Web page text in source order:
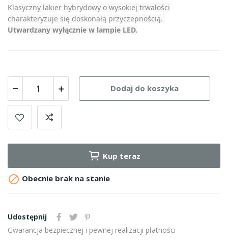
Klasyczny lakier hybrydowy o wysokiej trwałości
charakteryzuje się doskonałą przyczepnością.
Utwardzany wyłącznie w lampie LED.
Dodaj do koszyka
Kup teraz
 Obecnie brak na stanie
Udostępnij
Gwarancja bezpiecznej i pewnej realizacji płatności